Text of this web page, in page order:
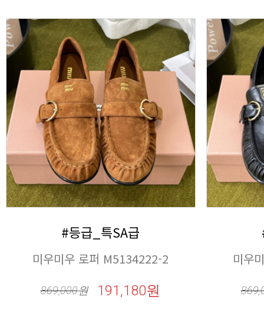
#등급_특SA급
미우미우 로퍼 M5134222-2
869,000원 191,180원
미우